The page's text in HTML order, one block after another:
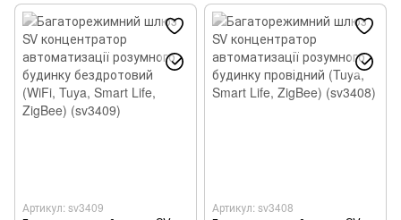
Артикул: sv3409 Артикул: sv3408